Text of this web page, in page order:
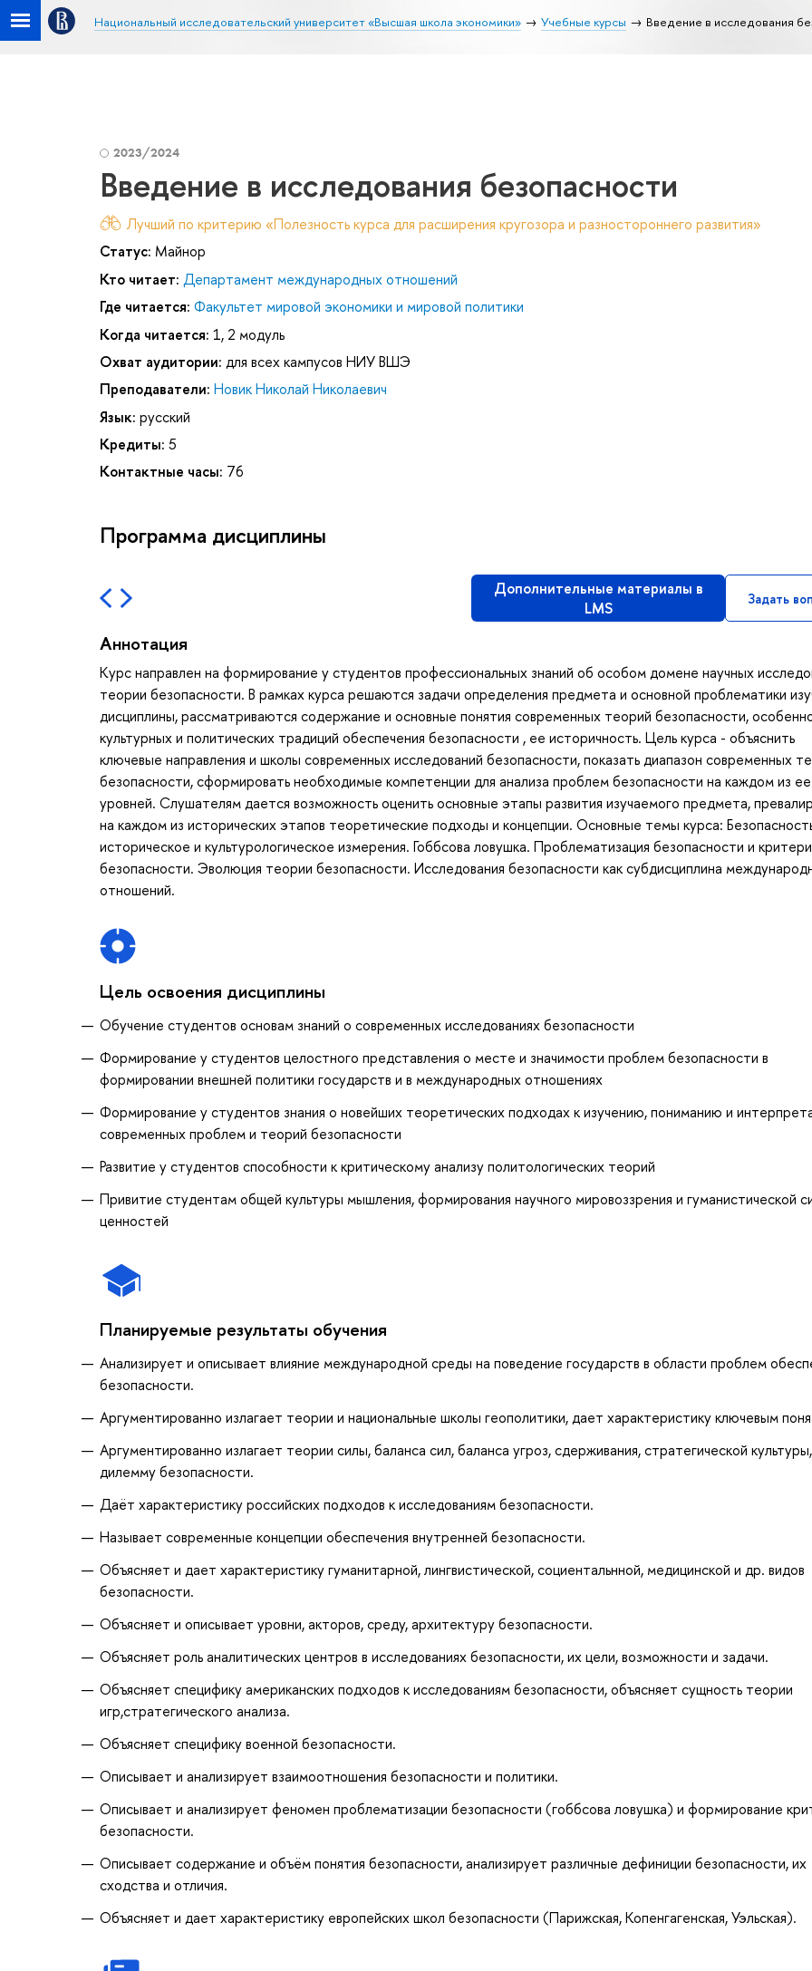
Национальный исследовательский университет «Высшая школа экономики» Учебные курсы Введение в исследования
2023/2024
Введение в исследования безопасности
Лучший по критерию «Полезность курса для расширения кругозора и разностороннего развития»
Статус: Майнор
Кто читает: Департамент международных отношений
Где читается: Факультет мировой экономики и мировой политики
Когда читается: 1, 2 модуль
Охват аудитории: для всех кампусов НИУ ВШЭ
Преподаватели: Новик Николай Николаевич
Язык: русский
Кредиты: 5
Контактные часы: 76
Программа дисциплины
Дополнительные материалы в
LMS
Задать
Аннотация
Курс направлен на формирование у студентов профессиональных знаний об особом домене научных
теории безопасности. В рамках курса решаются задачи определения предмета и основной проблематики
дисциплины, рассматриваются содержание и основные понятия современных теорий безопасности,
культурных и политических традиций обеспечения безопасности , ее историчность. Цель курса - объяснить
ключевые направления и школы современных исследований безопасности, показать диапазон современных
безопасности, сформировать необходимые компетенции для анализа проблем безопасности на каждом из ее
уровней. Слушателям дается возможность оценить основные этапы развития изучаемого предмета,
на каждом из исторических этапов теоретические подходы и концепции. Основные темы курса:
историческое и культурологическое измерения. Гоббсова ловушка. Проблематизация безопасности и
безопасности. Эволюция теории безопасности. Исследования безопасности как субдисциплина
отношений.
Цель освоения дисциплины
Обучение студентов основам знаний о современных исследованиях безопасности
Формирование у студентов целостного представления о месте и значимости проблем безопасности в
формировании внешней политики государств и в международных отношениях
Формирование у студентов знания о новейших теоретических подходах к изучению, пониманию и
современных проблем и теорий безопасности
Развитие у студентов способности к критическому анализу политологических теорий
Привитие студентам общей культуры мышления, формирования научного мировоззрения и гуманистической
ценностей
Планируемые результаты обучения
Анализирует и описывает влияние международной среды на поведение государств в области проблем
безопасности.
Аргументированно излагает теории и национальные школы геополитики, дает характеристику ключевым
Аргументированно излагает теории силы, баланса сил, баланса угроз, сдерживания, стратегической культуры,
дилемму безопасности.
Даёт характеристику российских подходов к исследованиям безопасности.
Называет современные концепции обеспечения внутренней безопасности.
Объясняет и дает характеристику гуманитарной, лингвистической, социентальнной, медицинской и др. видов
безопасности.
Объясняет и описывает уровни, акторов, среду, архитектуру безопасности.
Объясняет роль аналитических центров в исследованиях безопасности, их цели, возможности и задачи.
Объясняет специфику американских подходов к исследованиям безопасности, объясняет сущность теории
игр,стратегического анализа.
Объясняет специфику военной безопасности.
Описывает и анализирует взаимоотношения безопасности и политики.
Описывает и анализирует феномен проблематизации безопасности (гоббсова ловушка) и формирование
безопасности.
Описывает содержание и объём понятия безопасности, анализирует различные дефиниции безопасности, их
сходства и отличия.
Объясняет и дает характеристику европейских школ безопасности (Парижская, Копенгагенская, Уэльская).